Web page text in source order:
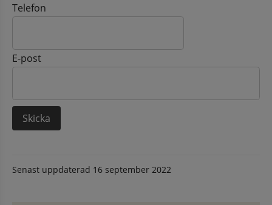
Telefon
E-post
Senast uppdaterad 16 september 2022